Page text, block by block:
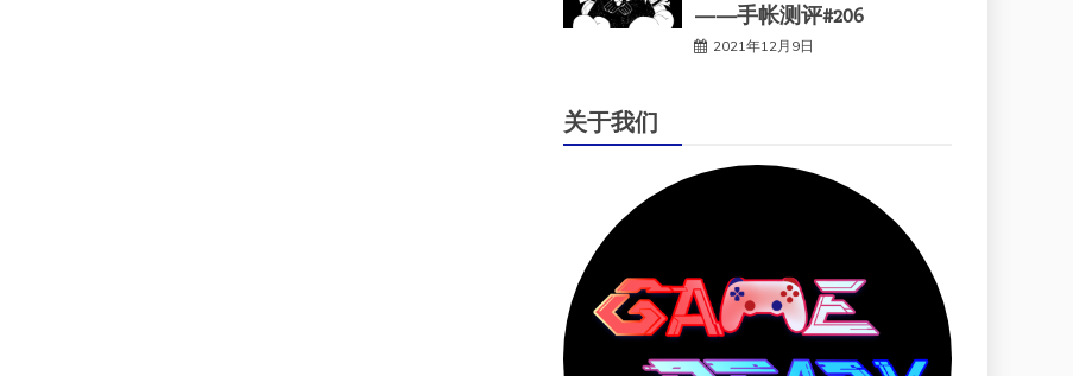
——手帐测评#206
2021年12月9日
关于我们